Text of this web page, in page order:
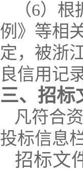
（6） 根
例》等相
定，被浙
良信用记
三、招标
凡符合
投标信息
招标文